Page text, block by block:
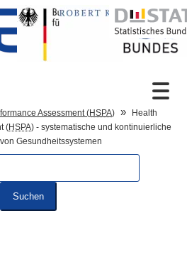
Assessment (HSPA)
Health
(HSPA) - systematische und kontinuierliche
Gesundheitssystemen
Suchen